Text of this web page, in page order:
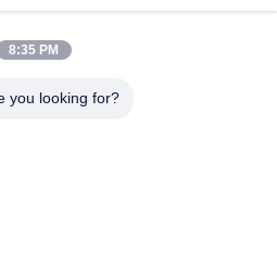
Dickenmessung
Härteprüfgerät
8:35 PM
you looking for?